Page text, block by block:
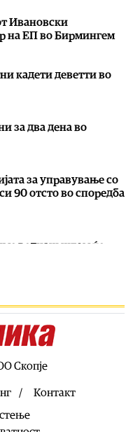
Ивановски
на ЕП во Бирмингем
кадети деветти во
за два дена во
за управување со
90 отсто во споредба
веднаш штом ќе
Заштитник на
на повеќе од
за
Скопје
Контакт